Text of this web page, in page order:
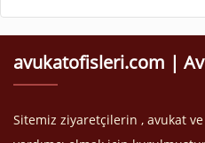
avukatofisleri.com |
Sitemiz ziyaretçilerin , avukat